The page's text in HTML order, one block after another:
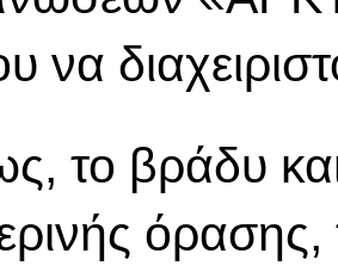
να
το βράδυ
όρασης,